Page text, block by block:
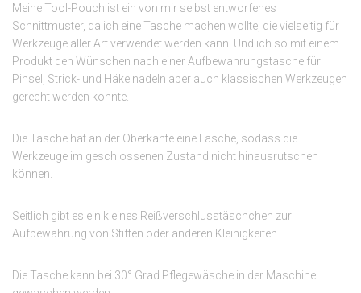
Meine Tool-Pouch ist ein von mir selbst entworfenes
Schnittmuster, da ich eine Tasche machen wollte, die vielseitig für
Werkzeuge aller Art verwendet werden kann. Und ich so mit einem
Produkt den Wünschen nach einer Aufbewahrungstasche für
Pinsel, Strick- und Häkelnadeln aber auch klassischen Werkzeugen
gerecht werden konnte.
Die Tasche hat an der Oberkante eine Lasche, sodass die
Werkzeuge im geschlossenen Zustand nicht hinausrutschen
können.
Seitlich gibt es ein kleines Reißverschlusstäschchen zur
Aufbewahrung von Stiften oder anderen Kleinigkeiten.
Die Tasche kann bei 30° Grad Pflegewäsche in der Maschine